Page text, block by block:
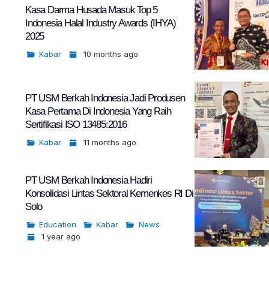
Kasa Darma Husada Masuk Top 5
Indonesia Halal Industry Awards (IHYA)
2025
Kabar 10 months ago
PT USM Berkah Indonesia Jadi Produsen
Kasa Pertama Di Indonesia Yang Raih
Sertifikasi ISO 13485:2016
Kabar 11 months ago
PT USM Berkah Indonesia Hadiri
Konsolidasi Lintas Sektoral Kemenkes RI Di
Solo
Education Kabar
News
1 year ago